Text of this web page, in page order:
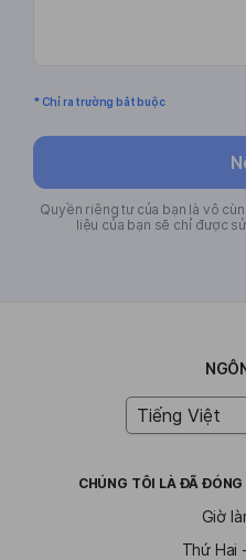
* Chỉ ra trường bắt buộc
Quyền riêng tư của bạn là vô
liệu của bạn sẽ chỉ được
CHÚNG TÔI LÀ ĐÃ ĐÓNG
Giờ
Thứ Hai